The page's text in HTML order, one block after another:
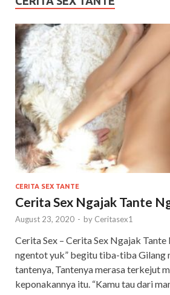
CERITA SEX TANTE
Cerita Sex Ngajak Tante
August 23, 2020 - by Ceritasex1
Cerita Sex – Cerita Sex Ngajak
ngentot yuk” begitu tiba-tiba Gilang
tantenya, Tantenya merasa terkejut
keponakannya itu. “Kamu tau dari